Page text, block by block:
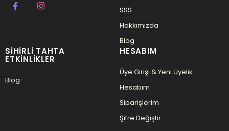
SSS
Hakkımızda
Blog
SIHIRLI TAHTA
ETKINLIKLER
Blog
HESABIM
Üye Girişi & Yeni Üyelik
Hesabım
Siparişlerim
Şifre Değiştir